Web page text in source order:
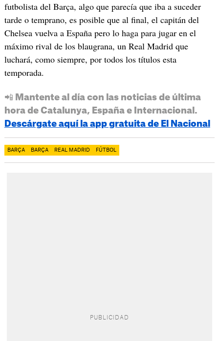
futbolista del Barça, algo que parecía que iba a suceder
tarde o temprano, es posible que al final, el capitán del
Chelsea vuelva a España pero lo haga para jugar en el
máximo rival de los blaugrana, un Real Madrid que
luchará, como siempre, por todos los títulos esta
temporada.
📲 Mantente al día con las noticias de última
hora de Catalunya, España e Internacional.
Descárgate aquí la app gratuita de El Nacional
BARÇA BARÇA REAL MADRID FÚTBOL